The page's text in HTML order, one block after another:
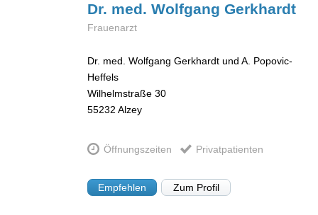
Dr. med. WolfgangGerkhardt
Frauenarzt
Dr. med. Wolfgang Gerkhardt und A. Popovic-
Heffels
Wilhelmstraße 30
55232 Alzey
Öffnungszeiten Privatpatienten
Empfehlen Zum Profil